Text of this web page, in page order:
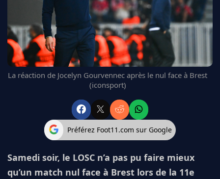
FC BARCELONE
MANCHESTER UNITED
CHELSEA
ARSENAL
BAYERN
L'AVIS DE LA RÉDAC'
La réaction de Jocelyn Gourvennec après le nul face à Brest
(iconsport)
Préférez Foot11.com sur Google
Samedi soir, le LOSC n’a pas pu faire mieux
qu’un match nul face à Brest lors de la 11e